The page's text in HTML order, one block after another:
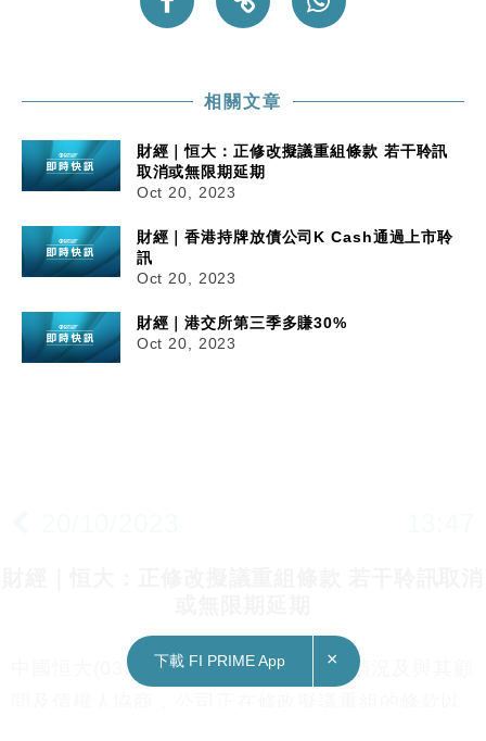
相關文章
財經｜恒大：正修改擬議重組條款 若干聆訊
取消或無限期延期
Oct 20, 2023
財經｜香港持牌放債公司K Cash通過上市聆
訊
Oct 20, 2023
財經｜港交所第三季多賺30%
Oct 20, 2023
中國恒大(03333)公布，基於公司目前情況及與其顧
下載 FI PRIME App ×